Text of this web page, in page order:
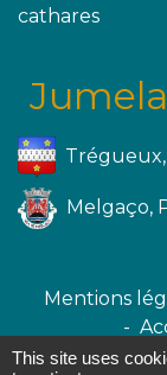
cathares
Melgaço,
Mentions
-
This site uses